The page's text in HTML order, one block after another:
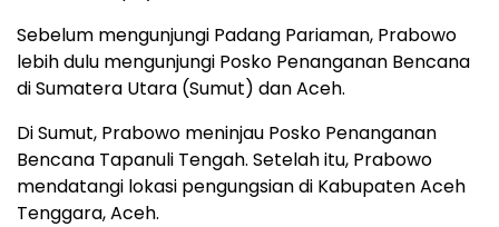
Sebelum mengunjungi Padang Pariaman, Prabowo
lebih dulu mengunjungi Posko Penanganan Bencana
di Sumatera Utara (Sumut) dan Aceh.
Di Sumut, Prabowo meninjau Posko Penanganan
Bencana Tapanuli Tengah. Setelah itu, Prabowo
mendatangi lokasi pengungsian di Kabupaten Aceh
Tenggara, Aceh.